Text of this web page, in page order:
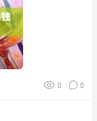
0 0